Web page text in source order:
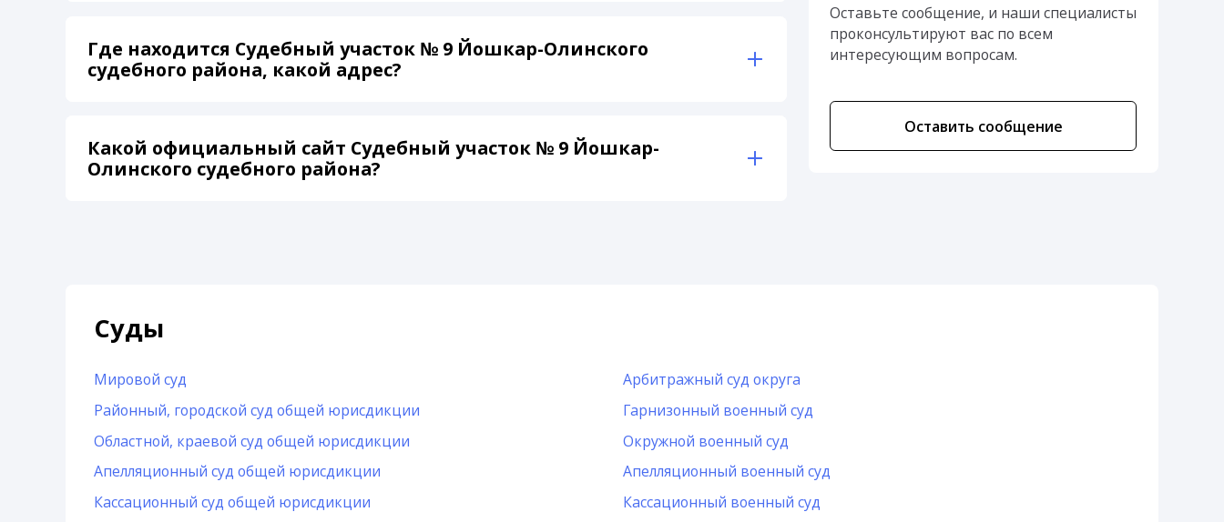
Где находится Судебный участок № 9 Йошкар-Олинского
судебного района, какой адрес?
Какой официальный сайт Судебный участок № 9 Йошкар-
Олинского судебного района?
Оставьте сообщение, и наши специалисты
проконсультируют вас по всем
интересующим вопросам.
Оставить сообщение
Суды
Мировой суд
Районный, городской суд общей юрисдикции
Областной, краевой суд общей юрисдикции
Апелляционный суд общей юрисдикции
Кассационный суд общей юрисдикции
Арбитражный суд округа
Гарнизонный военный суд
Окружной военный суд
Апелляционный военный суд
Кассационный военный суд